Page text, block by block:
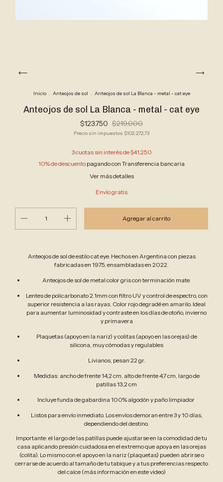
Inicio . Anteojos de sol . Anteojos de sol La Blanca - metal - cat eye
Anteojos de sol La Blanca - metal - cat eye
$123.750 $219.000
Precio sin impuestos $102.272,73
3cuotas sin interés de$41.250
10% de descuento pagando con Transferencia bancaria
Ver más detalles
Envío gratis
Anteojos de sol de estilo cat eye. Hechos en Argentina con piezas
fabricadas en 1975, ensambladas en 2022.
Anteojos de sol de metal color gris con terminación mate.
Lentes de policarbonato 2.1mm con filtro UV y control de espectro, con
superior resistencia a las rayas. Color rojo degradé en amarilo. Ideal
para aumentar luminosidad y contraste en los días de otoño, invierno
y primavera
Plaquetas (apoyo en la nariz) y colitas (apoyo en las orejas) de
silicona, muy cómodas y regulables
Livianos, pesan 22 gr.
Medidas: ancho de frente 14,2 cm, alto de frente 4,7 cm, largo de
patillas 13,2 cm
Incluye funda de gabardina 100% algodón y paño limpiador
Listos para envío inmediato. Los envíos demoran entre 3 y 10 días,
dependiendo del destino.
Importante: el largo de las patillas puede ajustarse en la comodidad de tu
casa aplicando presión cuidadosa en el extremo que apoya en las orejas
(colita). Lo mismo con el apoyo en la nariz (plaquetas) pueden abrirse o
cerrarse de acuerdo al tamaño de tu tabique y a tus preferencias respecto
del calce (más información en este video)